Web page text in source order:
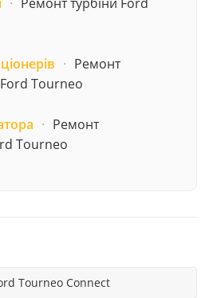
· Ремонт
Tourneo
· Ремонт
Tourneo
Tourneo Connect